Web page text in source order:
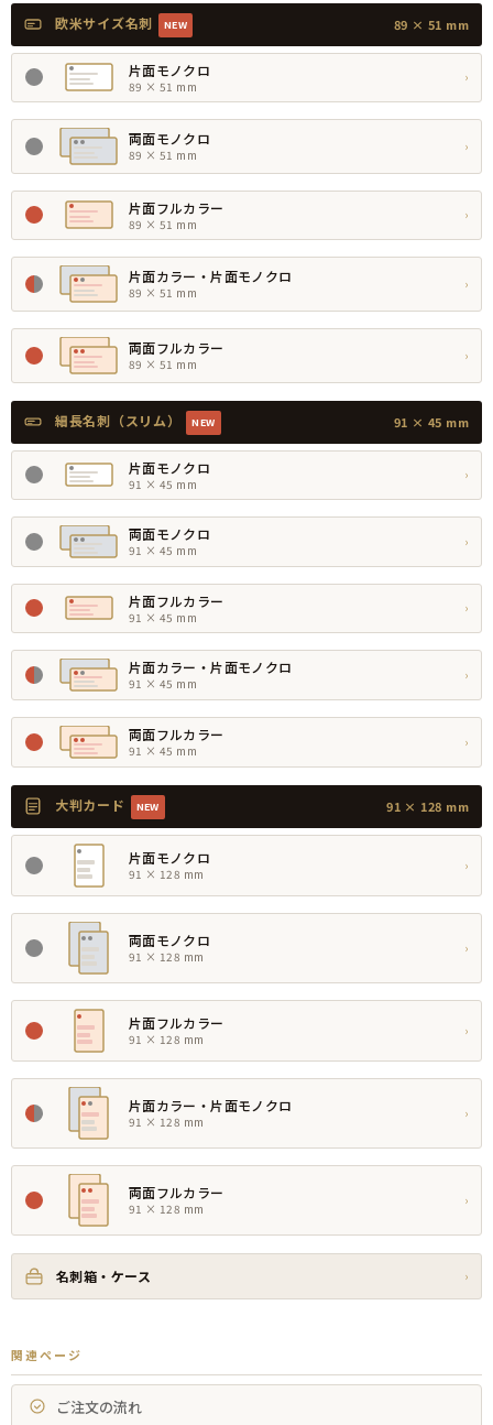
欧米サイズ名刺 NEW 89 × 51 mm
片面モノクロ
89 × 51 mm
›
両面モノクロ
89 × 51 mm
›
片面フルカラー
89 × 51 mm
›
片面カラー・片面モノクロ
89 × 51 mm
›
両面フルカラー
89 × 51 mm
›
細長名刺（スリム） NEW 91 × 45 mm
片面モノクロ
91 × 45 mm
›
両面モノクロ
91 × 45 mm
›
片面フルカラー
91 × 45 mm
›
片面カラー・片面モノクロ
91 × 45 mm
›
両面フルカラー
91 × 45 mm
›
大判カード NEW 91 × 128 mm
片面モノクロ
91 × 128 mm
›
両面モノクロ
91 × 128 mm
›
片面フルカラー
91 × 128 mm
›
片面カラー・片面モノクロ
91 × 128 mm
›
両面フルカラー
91 × 128 mm
›
名刺箱・ケース ›
関連ページ
ご注文の流れ